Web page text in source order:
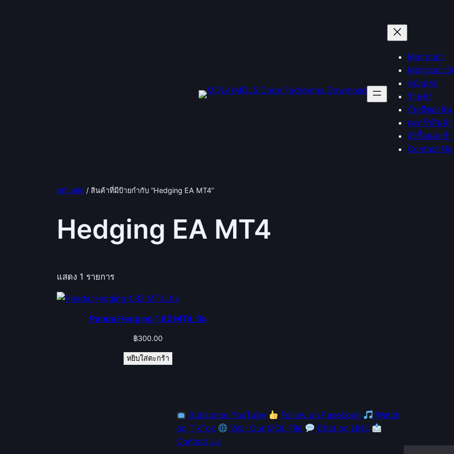
Mqlrobot
Mqlrobot
หน้าแรก
ร้านค้า
บัญชีของฉัน
ตะกร้าสินค้า
สั่งซื้อและชำ
Contact Us
หน้าหลัก / สินค้าที่มีป้ายกำกับ “Hedging EA MT4”
Hedging EA MT4
แสดง 1 รายการ
Panda Hedging 1.82 MT4_fix
฿300.00
หยิบใส่ตะกร้า
Subscribe YouTube Follow on Facebook
Watch
on TikTok
Visit Our MQL File
Chat on LINE
Contact Us